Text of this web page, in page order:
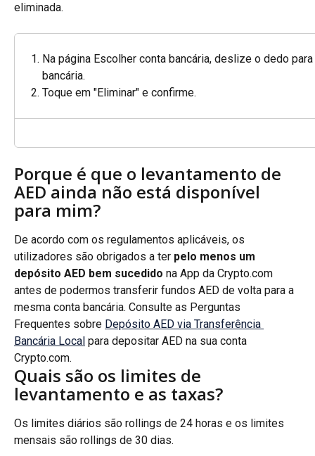
eliminada.
Na página Escolher conta bancária, deslize o dedo
bancária.
Toque em "Eliminar" e confirme.
Porque é que o levantamento de
AED ainda não está disponível
para mim?
De acordo com os regulamentos aplicáveis, os
utilizadores são obrigados a ter pelo menos um
depósito AED bem sucedido na App da Crypto.com
antes de podermos transferir fundos AED de volta para a
mesma conta bancária. Consulte as Perguntas
Frequentes sobre Depósito AED via Transferência
Bancária Local para depositar AED na sua conta
Crypto.com.
Quais são os limites de
levantamento e as taxas?
Os limites diários são rollings de 24 horas e os limites
mensais são rollings de 30 dias.